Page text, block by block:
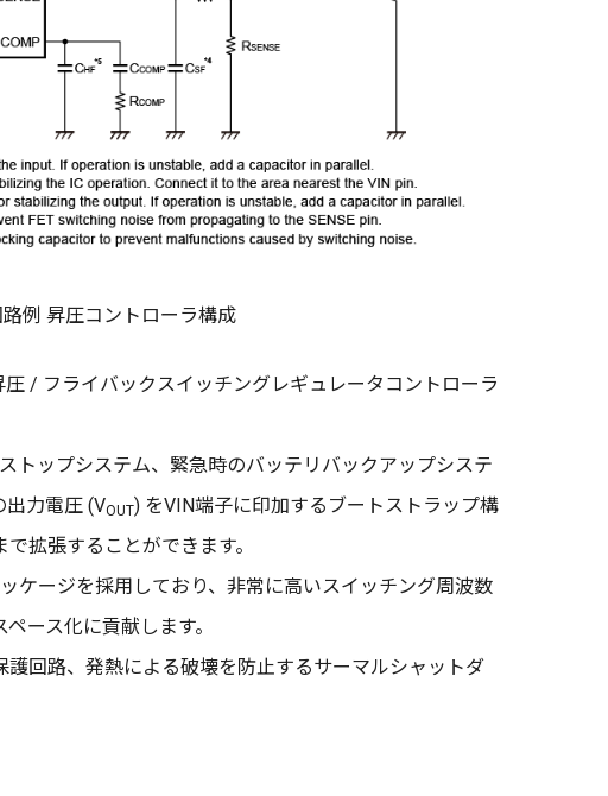
例 昇圧コントローラ構成
/ フライバックスイッチングレギュレータコントローラ
トップシステム、緊急時のバッテリバックアップシステ
出力電圧 (VOUT) をVIN端子に印加するブートストラップ構
拡張することができます。
ケージを採用しており、非常に高いスイッチング周波数
ース化に貢献します。
回路、発熱による破壊を防止するサーマルシャットダ